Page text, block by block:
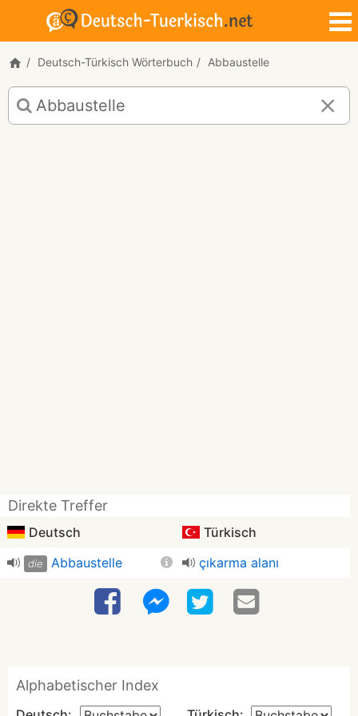
Deutsch-Türkisch Wörterbuch Abbaustelle
Deutsch-
Türkisch
Übersetzung
Direkte Treffer
Deutsch Türkisch
die Abbaustelle çıkarma alanı
Alphabetischer Index